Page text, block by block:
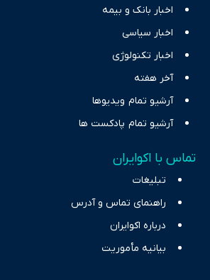
اخبار بانک و بیمه
اخبار سیاسی
اخبار تکنولوژی
آخر هفته
آرشیو تمام ویدیوها
آرشیو تمام پادکست ها
تماس با اکوایران
تبلیغات
راهنمای تماس و آدرس
درباره اکوایران
بیانیه مأموریت